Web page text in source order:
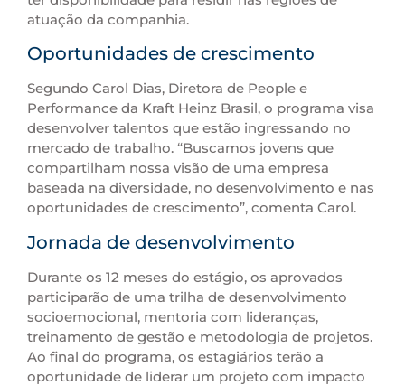
atuação da companhia.
Oportunidades de crescimento
Segundo Carol Dias, Diretora de People e
Performance da Kraft Heinz Brasil, o programa visa
desenvolver talentos que estão ingressando no
mercado de trabalho. “Buscamos jovens que
compartilham nossa visão de uma empresa
baseada na diversidade, no desenvolvimento e nas
oportunidades de crescimento”, comenta Carol.
Jornada de desenvolvimento
Durante os 12 meses do estágio, os aprovados
participarão de uma trilha de desenvolvimento
socioemocional, mentoria com lideranças,
treinamento de gestão e metodologia de projetos.
Ao final do programa, os estagiários terão a
oportunidade de liderar um projeto com impacto